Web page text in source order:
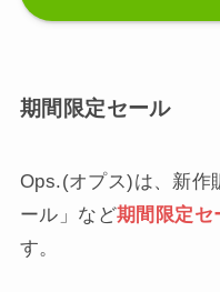
期間限定セール
Ops.(オプス)は、新作
ール」など期間限定セ
す。